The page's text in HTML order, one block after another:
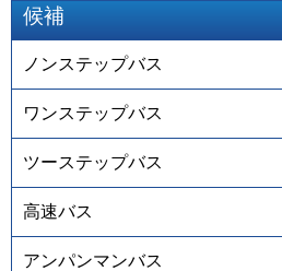
候補
ノンステップバス
ワンステップバス
ツーステップバス
高速バス
アンパンマンバス